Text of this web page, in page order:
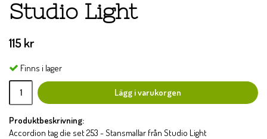
Studio Light
115 kr
Finns i lager
Lägg i varukorgen
Produktbeskrivning:
Accordion tag die set 253 - Stansmallar från Studio Light